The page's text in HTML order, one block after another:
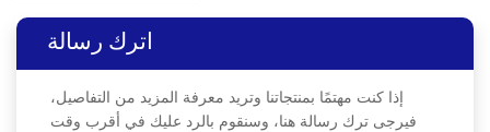
اترك رسالة
إذا كنت مهتمًا بمنتجاتنا وتريد معرفة المزيد من التفاصيل،
فيرجى ترك رسالة هنا، وسنقوم بالرد عليك في أقرب وقت